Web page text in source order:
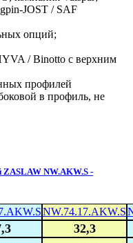
JOST / SAF
опций;
/ Binotto с верхним
профилей
в профиль, не
NW.AKW.S -
NW.74.17.AKW.S
32,3